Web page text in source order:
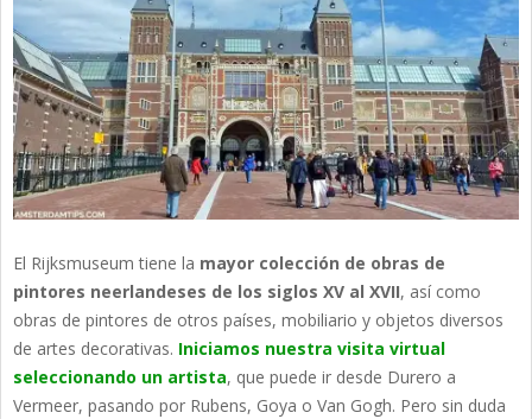
El Rijksmuseum tiene la mayor colección de obras de
pintores neerlandeses de los siglos XV al XVII, así como
obras de pintores de otros países, mobiliario y objetos diversos
de artes decorativas. Iniciamos nuestra visita virtual
seleccionando un artista, que puede ir desde Durero a
Vermeer, pasando por Rubens, Goya o Van Gogh. Pero sin duda